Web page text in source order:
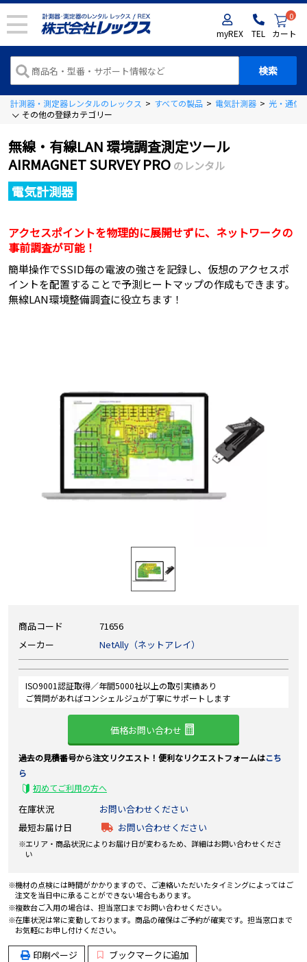
myREX TEL
0
カート
計測器・測定器レンタルのレックス > すべての製品 > 電気計測器 > 光・通信
その他の登録カテゴリー
無線・有線LAN 環境調査測定ツール
AIRMAGNET SURVEY PRO のレンタル
電気計測器
アクセスポイントを物理的に展開せずに、ネットワークの
事前調査が可能！
簡単操作でSSID毎の電波の強さを記録し、仮想のアクセスポ
イントを配置することで予測ヒートマップの作成もできます。
無線LAN環境整備調査に役立ちます！
商品コード
71656
メーカー
NetAlly（ネットアレイ）
ISO9001認証取得／年間5000社以上の取引実績あり
ご質問があればコンシェルジュが丁寧にサポートします
価格お問い合わせ
過去の見積番号から注文リクエスト！便利なリクエストフォームはこち
ら
初めてご利用の方へ
在庫状況
お問い合わせください
最短お届け日
お問い合わせください
エリア・商品状況によりお届け日が変わるため、詳細はお問い合わせくださ
い
機材の点検には時間がかかりますので、ご連絡いただいたタイミングによってはご
注文を当日中に承ることができない場合もあります。
複数台ご入用の場合は、担当窓口までお問い合わせください。
在庫状況は常に変動しております。商品の確保はご予約が確実です。担当窓口まで
お気軽にお申し付けください。
印刷ページ
ブックマークに追加